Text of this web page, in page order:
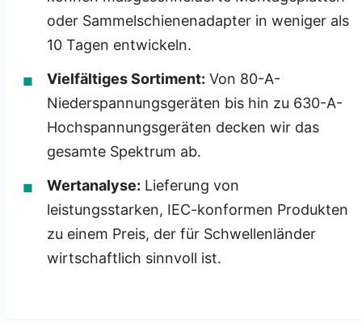
oder Sammelschienenadapter in weniger als
10 Tagen entwickeln.
Vielfältiges Sortiment: Von 80-A-
Niederspannungsgeräten bis hin zu 630-A-
Hochspannungsgeräten decken wir das
gesamte Spektrum ab.
Wertanalyse: Lieferung von
leistungsstarken, IEC-konformen Produkten
zu einem Preis, der für Schwellenländer
wirtschaftlich sinnvoll ist.